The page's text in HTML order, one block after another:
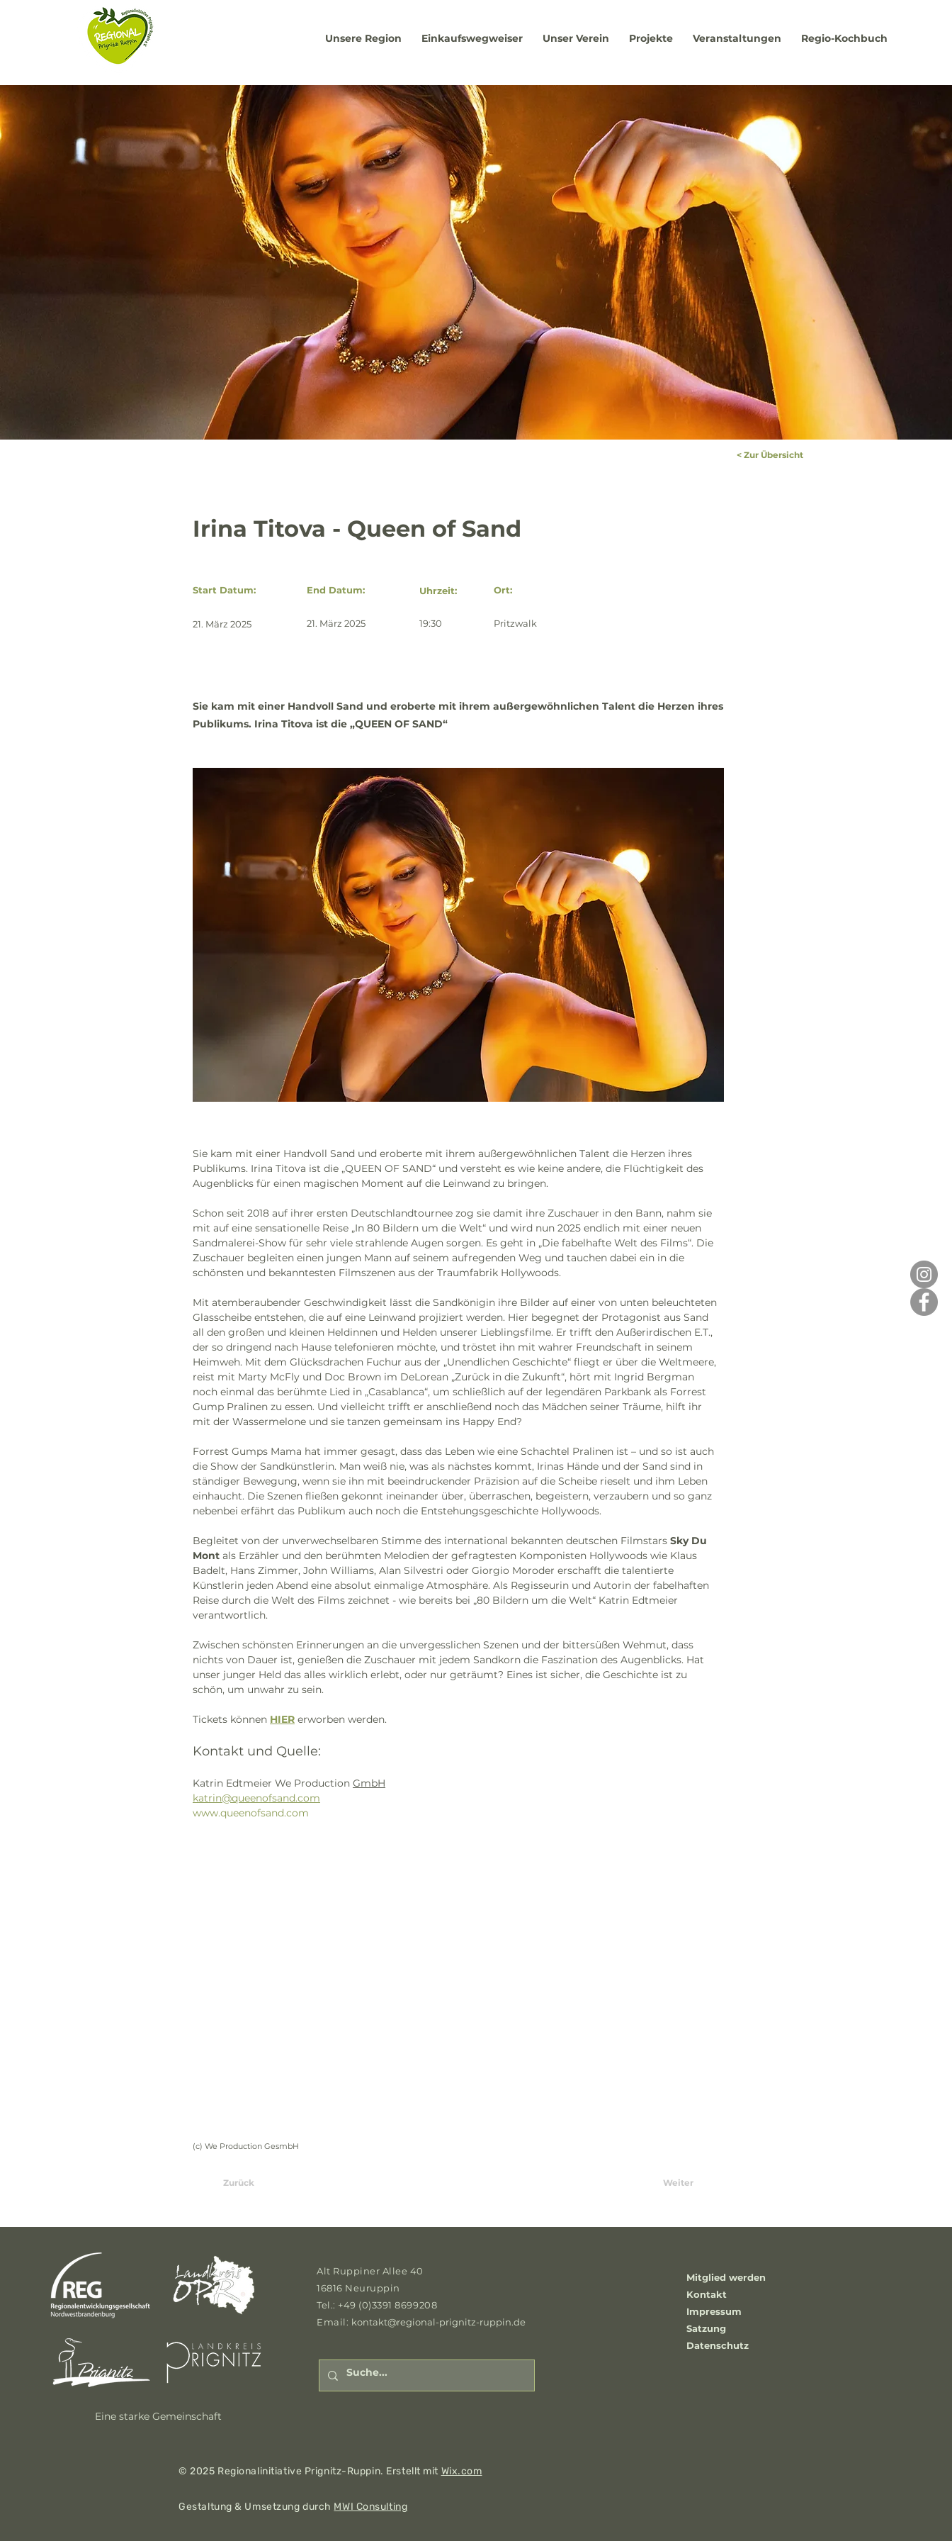
Unsere Region Einkaufswegweiser Unser Verein Projekte Veranstaltungen Regio-Kochbuch
< Zur Übersicht
Irina Titova - Queen of Sand
Start Datum:
21. März 2025
End Datum:
21. März 2025
Uhrzeit: Ort:
19:30 Pritzwalk
Sie kam mit einer Handvoll Sand und eroberte mit ihrem außergewöhnlichen Talent die Herzen ihres
Publikums. Irina Titova ist die „QUEEN OF SAND“
Sie kam mit einer Handvoll Sand und eroberte mit ihrem außergewöhnlichen Talent die Herzen ihres
Publikums. Irina Titova ist die „QUEEN OF SAND“ und versteht es wie keine andere, die Flüchtigkeit des
Augenblicks für einen magischen Moment auf die Leinwand zu bringen.
Schon seit 2018 auf ihrer ersten Deutschlandtournee zog sie damit ihre Zuschauer in den Bann, nahm sie
mit auf eine sensationelle Reise „In 80 Bildern um die Welt“ und wird nun 2025 endlich mit einer neuen
Sandmalerei-Show für sehr viele strahlende Augen sorgen. Es geht in „Die fabelhafte Welt des Films“. Die
Zuschauer begleiten einen jungen Mann auf seinem aufregenden Weg und tauchen dabei ein in die
schönsten und bekanntesten Filmszenen aus der Traumfabrik Hollywoods.
Mit atemberaubender Geschwindigkeit lässt die Sandkönigin ihre Bilder auf einer von unten beleuchteten
Glasscheibe entstehen, die auf eine Leinwand projiziert werden. Hier begegnet der Protagonist aus Sand
all den großen und kleinen Heldinnen und Helden unserer Lieblingsfilme. Er trifft den Außerirdischen E.T.,
der so dringend nach Hause telefonieren möchte, und tröstet ihn mit wahrer Freundschaft in seinem
Heimweh. Mit dem Glücksdrachen Fuchur aus der „Unendlichen Geschichte“ fliegt er über die Weltmeere,
reist mit Marty McFly und Doc Brown im DeLorean „Zurück in die Zukunft“, hört mit Ingrid Bergman
noch einmal das berühmte Lied in „Casablanca“, um schließlich auf der legendären Parkbank als Forrest
Gump Pralinen zu essen. Und vielleicht trifft er anschließend noch das Mädchen seiner Träume, hilft ihr
mit der Wassermelone und sie tanzen gemeinsam ins Happy End?
Forrest Gumps Mama hat immer gesagt, dass das Leben wie eine Schachtel Pralinen ist – und so ist auch
die Show der Sandkünstlerin. Man weiß nie, was als nächstes kommt, Irinas Hände und der Sand sind in
ständiger Bewegung, wenn sie ihn mit beeindruckender Präzision auf die Scheibe rieselt und ihm Leben
einhaucht. Die Szenen fließen gekonnt ineinander über, überraschen, begeistern, verzaubern und so ganz
nebenbei erfährt das Publikum auch noch die Entstehungsgeschichte Hollywoods.
Begleitet von der unverwechselbaren Stimme des international bekannten deutschen Filmstars Sky Du
Mont als Erzähler und den berühmten Melodien der gefragtesten Komponisten Hollywoods wie Klaus
Badelt, Hans Zimmer, John Williams, Alan Silvestri oder Giorgio Moroder erschafft die talentierte
Künstlerin jeden Abend eine absolut einmalige Atmosphäre. Als Regisseurin und Autorin der fabelhaften
Reise durch die Welt des Films zeichnet - wie bereits bei „80 Bildern um die Welt“ Katrin Edtmeier
verantwortlich.
Zwischen schönsten Erinnerungen an die unvergesslichen Szenen und der bittersüßen Wehmut, dass
nichts von Dauer ist, genießen die Zuschauer mit jedem Sandkorn die Faszination des Augenblicks. Hat
unser junger Held das alles wirklich erlebt, oder nur geträumt? Eines ist sicher, die Geschichte ist zu
schön, um unwahr zu sein.
Tickets können HIER erworben werden.
Kontakt und Quelle:
Katrin Edtmeier We Production GmbH
katrin@queenofsand.com
www.queenofsand.com
(c) We Production GesmbH
Zurück Weiter
Eine starke Gemeinschaft
Alt Ruppiner Allee 40
16816 Neuruppin
Tel.: +49 (0)3391 8699208
Email: kontakt@regional-prignitz-ruppin.de
Mitglied werden
Kontakt
Impressum
Satzung
Datenschutz
© 2025 Regionalinitiative Prignitz-Ruppin. Erstellt mit Wix.com
Gestaltung & Umsetzung durch MWI Consulting